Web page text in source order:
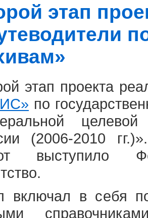
этап
этап проекта
по
(2006-2010
выступило
включал в себя